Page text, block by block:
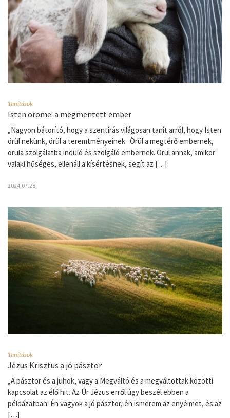
Tanítások
Isten öröme: a megmentett ember
„Nagyon bátorító, hogy a szentírás világosan tanít arról, hogy Isten
örül nekünk, örül a teremtményeinek. Örül a megtérő embernek,
örüla szolgálatba induló és szolgáló embernek. Örül annak, amikor
valaki hűséges, ellenáll a kísértésnek, segít az […]
2024.07.28.
Tanítások
Jézus Krisztus a jó pásztor
„A pásztor és a juhok, vagy a Megváltó és a megváltottak közötti
kapcsolat az élő hit. Az Úr Jézus erről úgy beszél ebben a
példázatban: Én vagyok a jó pásztor, én ismerem az enyéimet, és az
[…]